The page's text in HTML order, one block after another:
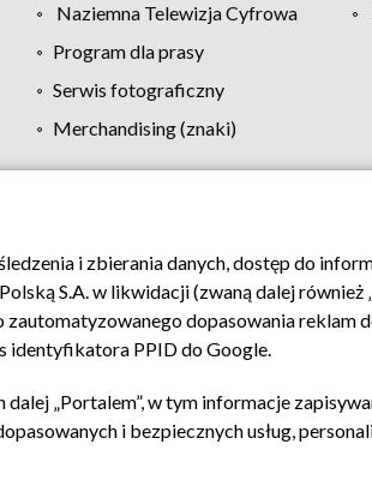
Naziemna Telewizja Cyfrowa
Program dla prasy
Serwis fotograficzny
Merchandising (znaki)
Biuro reklamy Kontakt
i zbierania danych, dostęp do
S.A. w likwidacji (zwaną dalej również
zautomatyzowanego dopasowania reklam
identyfikatora PPID do Google.
dalej „Portalem”, w tym informacje
i bezpiecznych usług,